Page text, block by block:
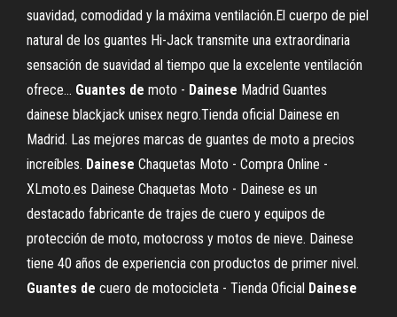
suavidad, comodidad y la máxima ventilación.El cuerpo de piel
natural de los guantes Hi-Jack transmite una extraordinaria
sensación de suavidad al tiempo que la excelente ventilación
ofrece... Guantes de moto - Dainese Madrid Guantes
dainese blackjack unisex negro.Tienda oficial Dainese en
Madrid. Las mejores marcas de guantes de moto a precios
increíbles. Dainese Chaquetas Moto - Compra Online -
XLmoto.es Dainese Chaquetas Moto - Dainese es un
destacado fabricante de trajes de cuero y equipos de
protección de moto, motocross y motos de nieve. Dainese
tiene 40 años de experiencia con productos de primer nivel.
Guantes de cuero de motocicleta - Tienda Oficial Dainese